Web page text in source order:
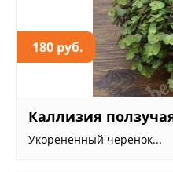
180 руб.
Каллизия
Укорененный черенок...